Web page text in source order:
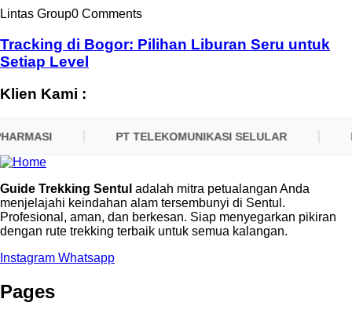
Lintas Group0 Comments
Tracking di Bogor: Pilihan Liburan Seru untuk
Setiap Level
Klien Kami :
PT TELEKOMUNIKASI SELULAR
Guide Trekking Sentul adalah mitra petualangan Anda
menjelajahi keindahan alam tersembunyi di Sentul.
Profesional, aman, dan berkesan. Siap menyegarkan pikiran
dengan rute trekking terbaik untuk semua kalangan.
Instagram Whatsapp
Pages